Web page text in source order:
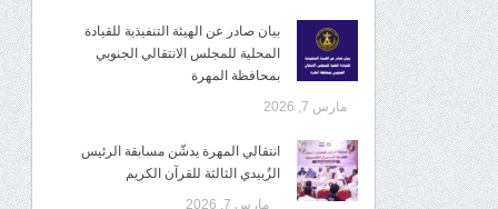
بيان صادر عن الهيئة التنفيذية للقيادة
المحلية للمجلس الانتقالي الجنوبي
بمحافظة المهرة
مارس 7, 2026
انتقالي المهرة يدشّن مسابقة الرئيس
الزُبيدي الثالثة للقرآن الكريم
مارس 7, 2026